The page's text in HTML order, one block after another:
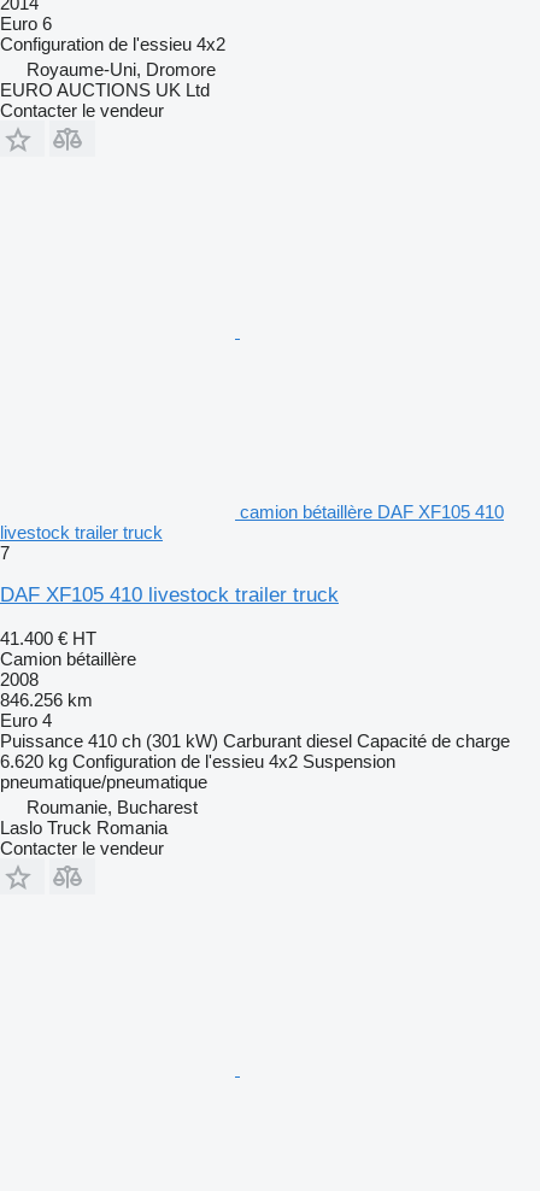
Euro 6
Configuration de l'essieu 4x2
Royaume-Uni, Dromore
EURO AUCTIONS UK Ltd
Contacter le vendeur
camion bétaillère DAF XF105 410
livestock trailer truck
7
DAF XF105 410 livestock trailer truck
41.400 € HT
Camion bétaillère
2008
846.256 km
Euro 4
Puissance 410 ch (301 kW) Carburant diesel Capacité de charge
6.620 kg Configuration de l'essieu 4x2 Suspension
pneumatique/pneumatique
Roumanie, Bucharest
Laslo Truck Romania
Contacter le vendeur